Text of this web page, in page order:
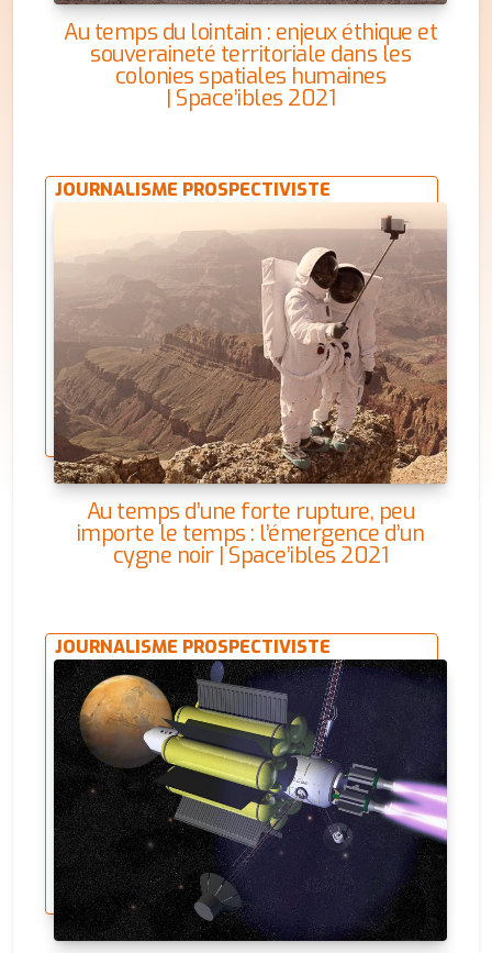
Au temps du lointain : enjeux éthique et
souveraineté territoriale dans les
colonies spatiales humaines
| Space’ibles 2021
JOURNALISME PROSPECTIVISTE
Au temps d’une forte rupture, peu
importe le temps : l’émergence d’un
cygne noir | Space’ibles 2021
JOURNALISME PROSPECTIVISTE